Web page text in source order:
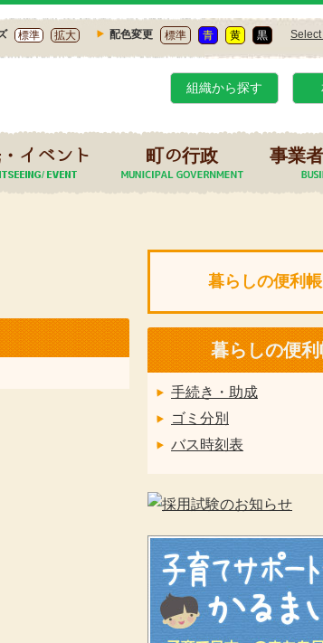
標準 拡大 配色変更 標準 青 黄 黒
組織から探す
イベント 町の行政 事業
暮らしの便利帳
暮らしの便利
手続き・助成
ゴミ分別
バス時刻表